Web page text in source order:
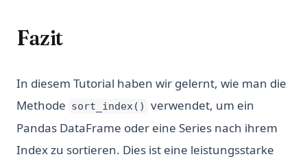
Fazit
In diesem Tutorial haben wir gelernt, wie man die
Methode sort_index()
verwendet, um ein
Pandas DataFrame oder eine Series nach ihrem
Index zu sortieren. Dies ist eine leistungsstarke